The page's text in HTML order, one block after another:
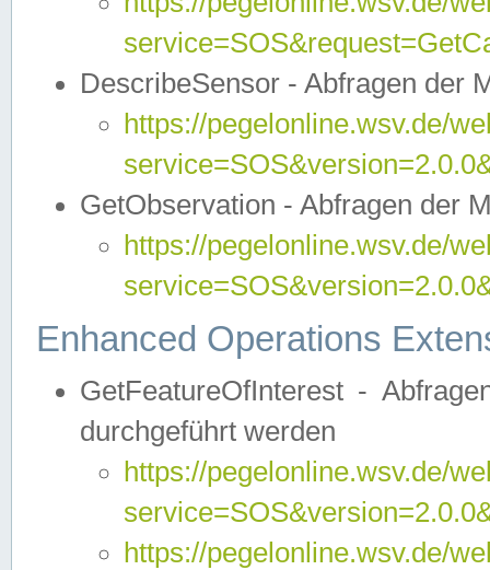
DescribeSensor - Abfragen der
https://pegelonline.wsv.de/
GetObservation - Abfragen der
https://pegelonline.wsv.de/
Enhanced Operations
GetFeatureOfInterest -
durchgeführt werden
https://pegelonline.wsv.de/
https://pegelonline.wsv.de/